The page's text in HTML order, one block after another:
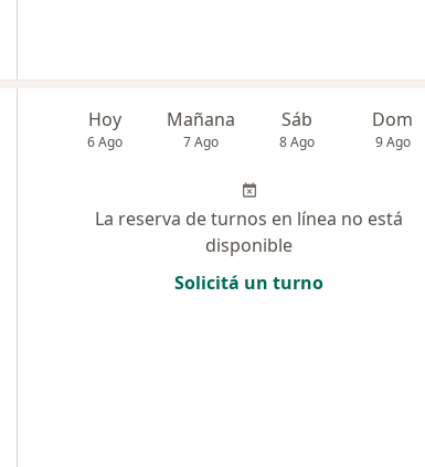
Hoy
6 Ago
Mañana
7 Ago
Sáb
8 Ago
Dom
9 Ago
La reserva de turnos en línea no está
disponible
Solicitá un turno